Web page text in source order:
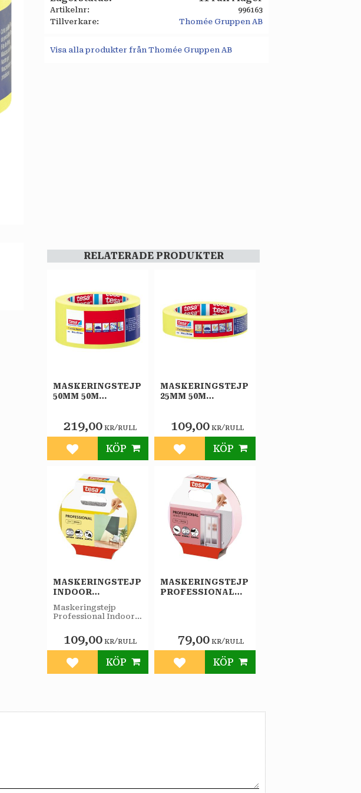
Artikelnr
996163
Tillverkare
Thomée Gruppen AB
Visa alla produkter från Thomée Gruppen AB
RELATERADE PRODUKTER
MASKERINGSTEJP
50MM 50M
219,00KR/RULL
Lägg till i favoriter
KÖP
MASKERINGSTEJP
25MM 50M
109,00KR/RULL
Lägg till i favoriter
KÖP
MASKERINGSTEJP
INDOOR
25MX38MM
PROFESSIONA
TESA
Maskeringstejp
Professional Indoor
109,00KR/RULL
Lägg till i favoriter
KÖP
MASKERINGSTEJP
PROFESSIONAL
79,00KR/RULL
Lägg till i favoriter
KÖP